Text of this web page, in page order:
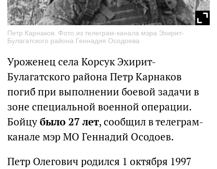
Петр Карнаков. Фото из телеграм-канала мэра Эхирит-
Булагатского района Геннадия Осодоева
Уроженец села Корсук Эхирит-
Булагатского района Петр Карнаков
погиб при выполнении боевой задачи в
зоне специальной военной операции.
Бойцубыло 27 лет, сообщил в телеграм-
канале мэр МО Геннадий Осодоев.
Петр Олегович родился 1 октября 1997